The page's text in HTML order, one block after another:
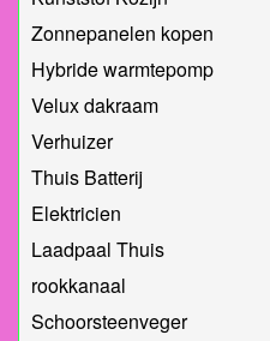
Zonnepanelen kopen
Hybride warmtepomp
Velux dakraam
Verhuizer
Thuis Batterij
Elektricien
Laadpaal Thuis
rookkanaal
Schoorsteenveger